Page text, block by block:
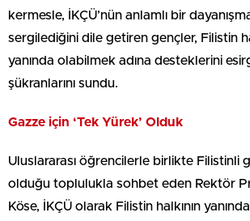
kermesle, İKÇÜ’nün anlamlı bir
sergilediğini dile getiren gençler, Filistin
yanında olabilmek adına desteklerini
şükranlarını sundu.
Gazze için ‘Tek Yürek’ Olduk
Uluslararası öğrencilerle birlikte Filistinli
olduğu toplulukla sohbet eden Rektör
Köse, İKÇÜ olarak Filistin halkının